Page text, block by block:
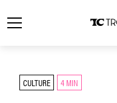
CULTURE 4 MIN